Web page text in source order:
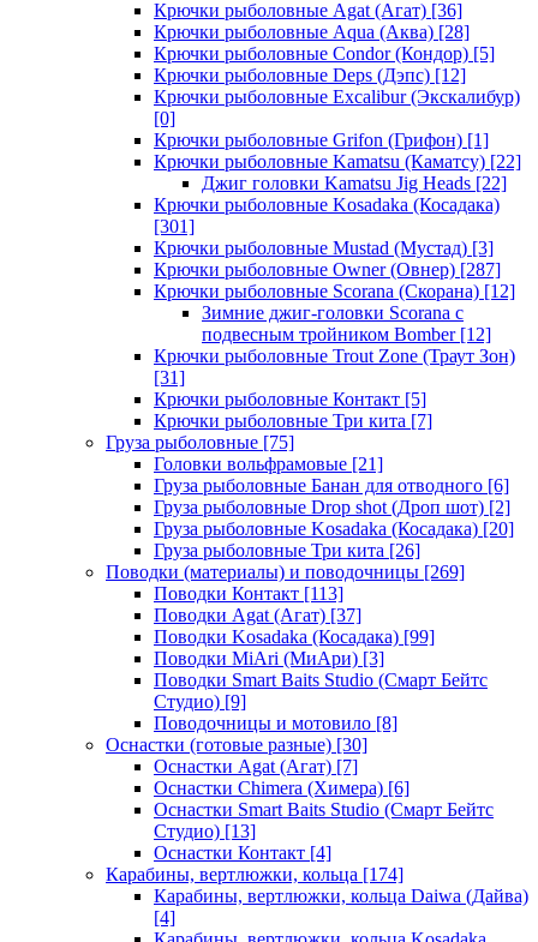
Крючки рыболовные Agat (Агат) [36]
Крючки рыболовные Aqua (Аква) [28]
Крючки рыболовные Condor (Кондор) [5]
Крючки рыболовные Deps (Дэпс) [12]
Крючки рыболовные Excalibur (Экскалибур)
[0]
Крючки рыболовные Grifon (Грифон) [1]
Крючки рыболовные Kamatsu (Каматсу) [22]
Джиг головки Kamatsu Jig Heads [22]
Крючки рыболовные Kosadaka (Косадака)
[301]
Крючки рыболовные Mustad (Мустад) [3]
Крючки рыболовные Owner (Овнер) [287]
Крючки рыболовные Scorana (Скорана) [12]
Зимние джиг-головки Scorana с
подвесным тройником Bomber[12]
Крючки рыболовные Trout Zone (Траут Зон)
[31]
Крючки рыболовные Контакт [5]
Крючки рыболовные Три кита [7]
Груза рыболовные [75]
Головки вольфрамовые [21]
Груза рыболовные Банан для отводного [6]
Груза рыболовные Drop shot (Дроп шот) [2]
Груза рыболовные Kosadaka (Косадака) [20]
Груза рыболовные Три кита [26]
Поводки (материалы) и поводочницы [269]
Поводки Контакт [113]
Поводки Agat (Агат) [37]
Поводки Kosadaka (Косадака) [99]
Поводки MiAri (МиАри) [3]
Поводки Smart Baits Studio (Смарт Бейтс
Студио) [9]
Поводочницы и мотовило [8]
Оснастки (готовые разные) [30]
Оснастки Agat (Агат) [7]
Оснастки Chimera (Химера) [6]
Оснастки Smart Baits Studio (Смарт Бейтс
Студио) [13]
Оснастки Контакт [4]
Карабины, вертлюжки, кольца [174]
Карабины, вертлюжки, кольца Daiwa (Дайва)
[4]